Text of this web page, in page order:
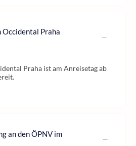
Occidental Praha
Praha ist am Anreisetag ab
an den ÖPNV im